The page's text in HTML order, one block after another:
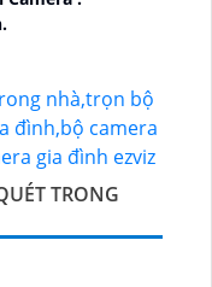
TRONG